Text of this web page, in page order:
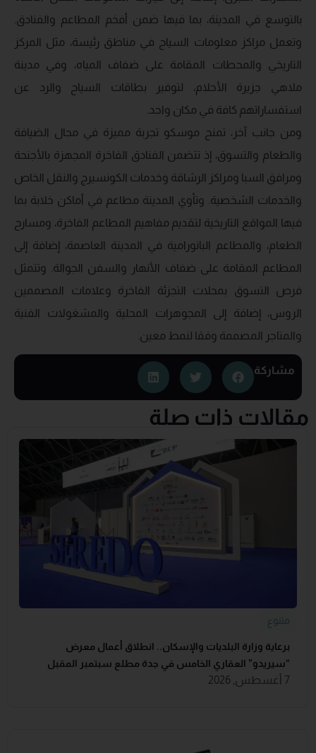
بالتوسع في المدينة، بما فيها ضمن أفخم المطاعم والفنادق.
وتعمل مراكز معلومات السياح في مناطق رئيسة، مثل المركز
التاريخي والمحطات المقامة على ضفاف المياه، وفي مدينة
ملاهي جزيرة الأحلام، لتوفير بطاقات السياح والرد عن
استفساراتهم كافة في مكان واحد.
ومن جانب آخر، تمنح موسكو تجربة مميزة في مجال الضيافة
والطعام والتسوق، إذ تتضمن الفنادق الفاخرة المجهزة بالأجنحة
ومرافق السبا ومراكز الرشاقة وخدمات الكونسيرج والنقل الخاص
والخدمات الشخصية. وتأوي المدينة مطاعم في أماكن خلابة بما
فيها المواقع التاريخية لتقديم مفاهيم المطاعم الفاخرة، ومسارح
الطعام، والمطاعم البانورامية في المدينة العاصمة، إضافة إلى
المطاعم المقامة على ضفاف الأنهار والسفن الجوالة. وتتمثل
فرص التسوق بمحلات التجزئة الفاخرة وعلامات المصممين
الروس، إضافة إلى المجوهرات المحلية والمشغولات الفنية
والمتاجر المصممة وفقا لنمط معين.
مشاركة
مقالات ذات صلة
متنوع
برعاية وزارة البلديات والإسكان.. انطلاق أعمال معرض
“سيريدو” العقاري الخامس في جدة مطلع سبتمبر المقبل
7 أغسطس, 2026